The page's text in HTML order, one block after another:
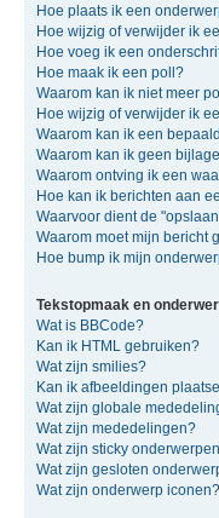
Hoe plaats ik een
Hoe wijzig of verwijder ik
Hoe voeg ik een
Hoe maak ik een poll?
Waarom kan ik niet meer
Hoe wijzig of verwijder ik
Waarom kan ik een
Waarom kan ik geen
Waarom ontving ik een
Hoe kan ik berichten aan
Waarvoor dient de
Waarom moet mijn bericht
Hoe bump ik mijn
Tekstopmaak en
Wat is BBCode?
Kan ik HTML gebruiken?
Wat zijn smilies?
Kan ik afbeeldingen
Wat zijn globale
Wat zijn mededelingen?
Wat zijn sticky
Wat zijn gesloten
Wat zijn onderwerp iconen?